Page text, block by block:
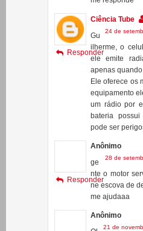
ir um celular é
traz alguma
me responde
Ciência Tube
24 de
Gu
ilherme, o
ele emite
apenas
Ele oferece os
equipamento
um rádio por
bateria possui
pode ser
Responder
Anônimo
28 de
ge
nte o motor
ne escova de
me ajudaaa